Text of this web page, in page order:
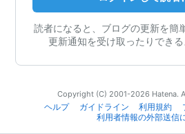
読者になると、ブログの更新を簡
更新通知を受け取ったりできる
Copyright (C) 2001-2026 Hatena.
ヘルプ
ガイドライン 利用規約
利用者情報の外部送信